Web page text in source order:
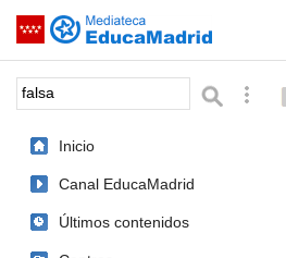
Saltar navegación
Palabra o frase:
Inicio
Canal EducaMadrid
Últimos contenidos